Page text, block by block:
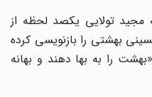
تولایی یکصد لحظه از
بهشتی را بازنویسی کرده
را به بها دهند و بهانه